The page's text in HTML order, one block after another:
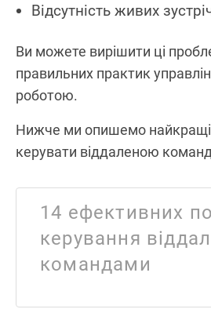
Відсутність живих
Ви можете вирішити ці
правильних практик
роботою.
Нижче ми опишемо найкращі
керувати віддаленою
14 ефективних
керування
командами